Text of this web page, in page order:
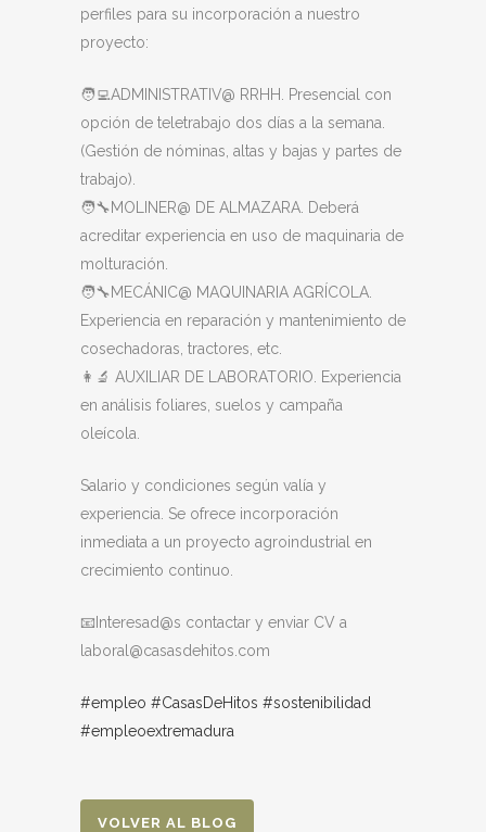
perfiles para su incorporación a nuestro
proyecto:
🧑‍💻ADMINISTRATIV@ RRHH. Presencial con
opción de teletrabajo dos días a la semana.
(Gestión de nóminas, altas y bajas y partes de
trabajo).
🧑‍🔧MOLINER@ DE ALMAZARA. Deberá
acreditar experiencia en uso de maquinaria de
molturación.
🧑‍🔧MECÁNIC@ MAQUINARIA AGRÍCOLA.
Experiencia en reparación y mantenimiento de
cosechadoras, tractores, etc.
👩‍🔬 AUXILIAR DE LABORATORIO. Experiencia
en análisis foliares, suelos y campaña
oleícola.
Salario y condiciones según valía y
experiencia. Se ofrece incorporación
inmediata a un proyecto agroindustrial en
crecimiento continuo.
📧Interesad@s contactar y enviar CV a
laboral@casasdehitos.com
#empleo #CasasDeHitos #sostenibilidad
#empleoextremadura
VOLVER AL BLOG